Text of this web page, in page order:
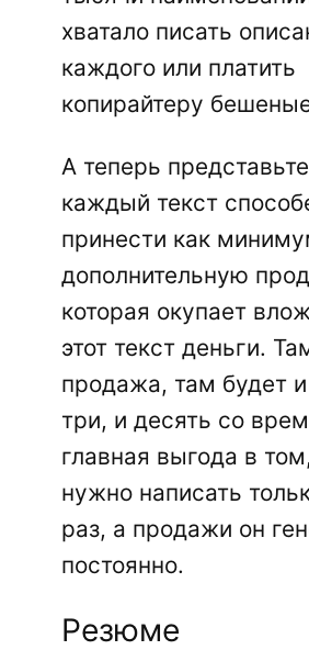
хватало писать
каждого или платить
копирайтеру
А теперь
каждый текст
принести как
дополнительную
которая окупает
этот текст деньги.
продажа, там будет
три, и десять со
главная выгода в
нужно написать
раз, а продажи он
постоянно.
Резюме